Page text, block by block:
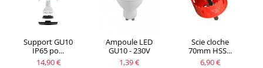
Support GU10
IP65 po...
14,90 €
Ampoule LED
GU10 - 230V
1,39 €
Scie cloche
70mm HSS...
6,90 €